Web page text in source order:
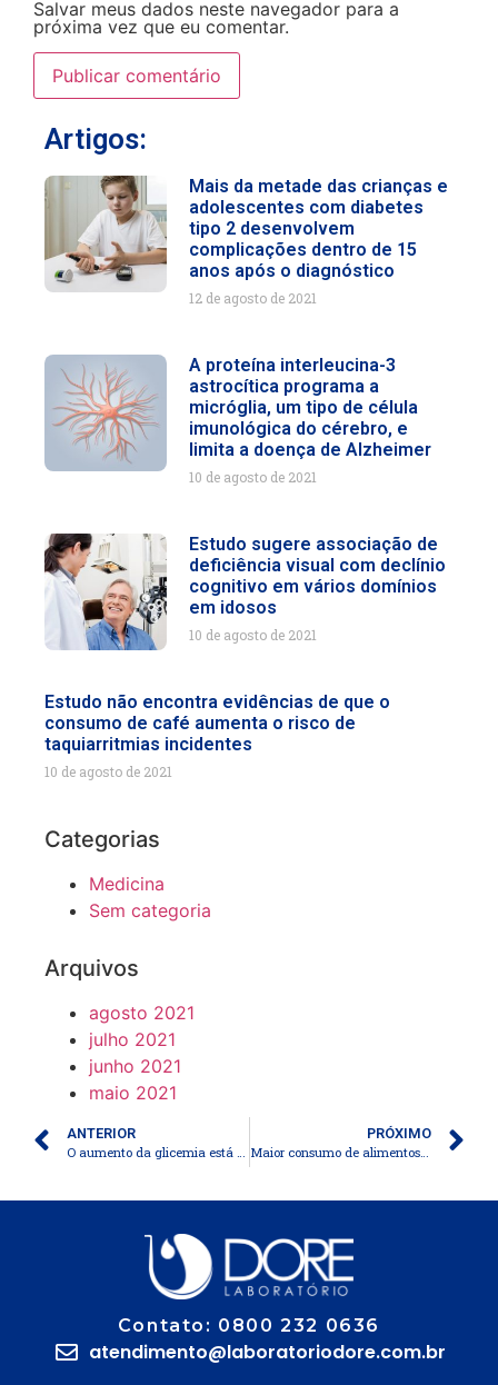
Salvar meus dados neste navegador para a
próxima vez que eu comentar.
Artigos:
Mais da metade das crianças e
adolescentes com diabetes
tipo 2 desenvolvem
complicações dentro de 15
anos após o diagnóstico
12 de agosto de 2021
A proteína interleucina-3
astrocítica programa a
micróglia, um tipo de célula
imunológica do cérebro, e
limita a doença de Alzheimer
10 de agosto de 2021
Estudo sugere associação de
deficiência visual com declínio
cognitivo em vários domínios
em idosos
10 de agosto de 2021
Estudo não encontra evidências de que o
consumo de café aumenta o risco de
taquiarritmias incidentes
10 de agosto de 2021
Categorias
Medicina
Sem categoria
Arquivos
agosto 2021
julho 2021
junho 2021
maio 2021
ANTERIOR
O aumento da glicemia está associado a um declínio significativo no colesterol HDL em mulheres com pré-diabetes
PRÓXIMO
Maior consumo de alimentos ultraprocessados na infância está associado a maiores aumentos na adiposidade até o início da idade adulta
Contato: 0800 232 0636
atendimento@laboratoriodore.com.br